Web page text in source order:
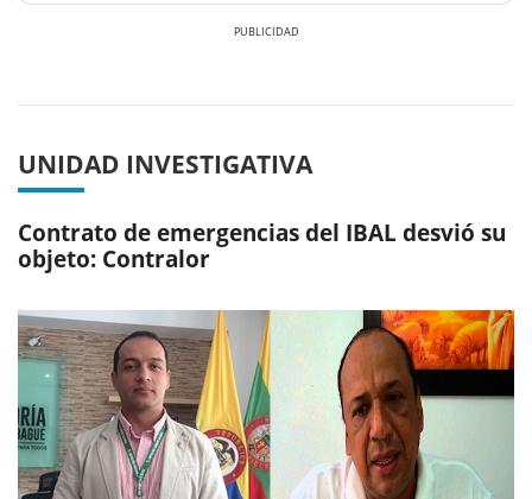
UNIDAD INVESTIGATIVA
Contrato de emergencias del IBAL desvió su
objeto: Contralor